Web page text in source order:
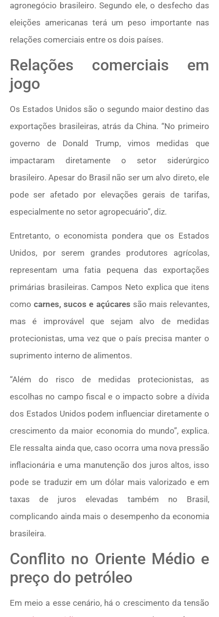
agronegócio brasileiro. Segundo ele, o desfecho das
eleições americanas terá um peso importante nas
relações comerciais entre os dois países.
Relações comerciais em
jogo
Os Estados Unidos são o segundo maior destino das
exportações brasileiras, atrás da China. “No primeiro
governo de Donald Trump, vimos medidas que
impactaram diretamente o setor siderúrgico
brasileiro. Apesar do Brasil não ser um alvo direto, ele
pode ser afetado por elevações gerais de tarifas,
especialmente no setor agropecuário”, diz.
Entretanto, o economista pondera que os Estados
Unidos, por serem grandes produtores agrícolas,
representam uma fatia pequena das exportações
primárias brasileiras. Campos Neto explica que itens
comocarnes, sucos e açúcares são mais relevantes,
mas é improvável que sejam alvo de medidas
protecionistas, uma vez que o país precisa manter o
suprimento interno de alimentos.
“Além do risco de medidas protecionistas, as
escolhas no campo fiscal e o impacto sobre a dívida
dos Estados Unidos podem influenciar diretamente o
crescimento da maior economia do mundo”, explica.
Ele ressalta ainda que, caso ocorra uma nova pressão
inflacionária e uma manutenção dos juros altos, isso
pode se traduzir em um dólar mais valorizado e em
taxas de juros elevadas também no Brasil,
complicando ainda mais o desempenho da economia
brasileira.
Conflito no Oriente Médio e
preço do petróleo
Em meio a esse cenário, há o crescimento da tensão